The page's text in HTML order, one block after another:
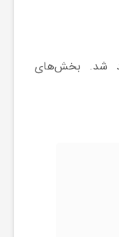
شد. بخش‌های